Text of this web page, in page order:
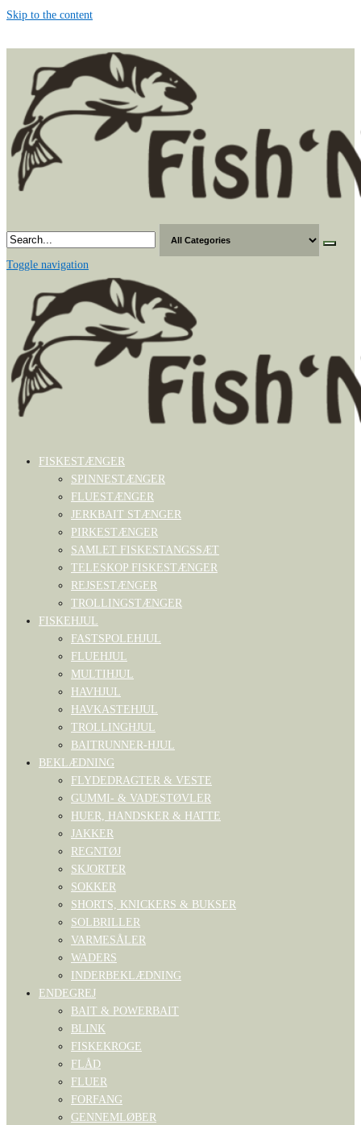
Skip to the content
Toggle navigation
FISKESTÆNGER
SPINNESTÆNGER
FLUESTÆNGER
JERKBAIT STÆNGER
PIRKESTÆNGER
SAMLET FISKESTANGSSÆT
TELESKOP FISKESTÆNGER
REJSESTÆNGER
TROLLINGSTÆNGER
FISKEHJUL
FASTSPOLEHJUL
FLUEHJUL
MULTIHJUL
HAVHJUL
HAVKASTEHJUL
TROLLINGHJUL
BAITRUNNER-HJUL
BEKLÆDNING
FLYDEDRAGTER & VESTE
GUMMI- & VADESTØVLER
HUER, HANDSKER & HATTE
JAKKER
REGNTØJ
SKJORTER
SOKKER
SHORTS, KNICKERS & BUKSER
SOLBRILLER
VARMESÅLER
WADERS
INDERBEKLÆDNING
ENDEGREJ
BAIT & POWERBAIT
BLINK
FISKEKROGE
FLÅD
FLUER
FORFANG
GENNEMLØBER